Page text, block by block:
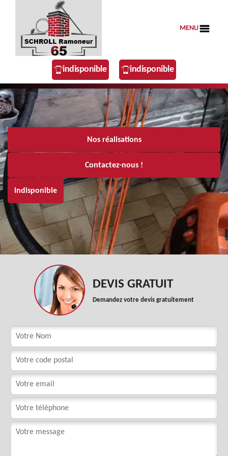
MENU
indisponible indisponible
Nos réalisations
Contactez-nous !
indisponible
DEVIS GRATUIT
Demandez votre devis gratuitement